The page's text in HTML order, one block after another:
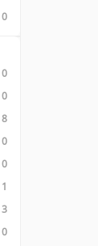
0
0
0
8
0
0
1
3
0